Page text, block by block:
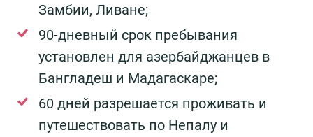
Замбии, Ливане;
90-дневный срок пребывания
установлен для азербайджанцев в
Бангладеш и Мадагаскаре;
60 дней разрешается проживать и
путешествовать по Непалу и